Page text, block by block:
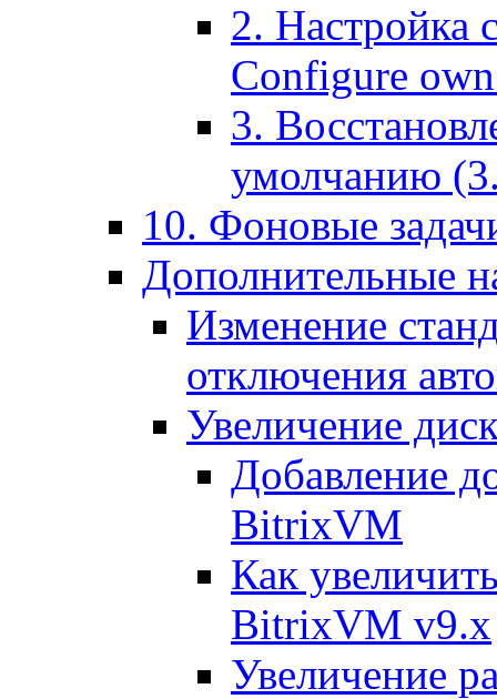
2. Настройка
Configure
3.
умолчанию
10. Фоновые
Дополнительные
Изменение
отключения
Увеличение
Добавление
BitrixVM
Как
BitrixVM v9.x
Увеличение